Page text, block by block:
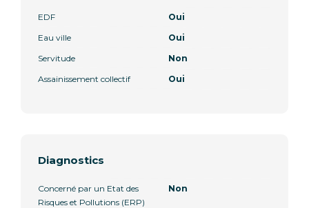
EDF
Oui
Eau ville
Oui
Servitude
Non
Assainissement collectif
Oui
Diagnostics
Concerné par un Etat des
Risques et Pollutions (ERP)
Non